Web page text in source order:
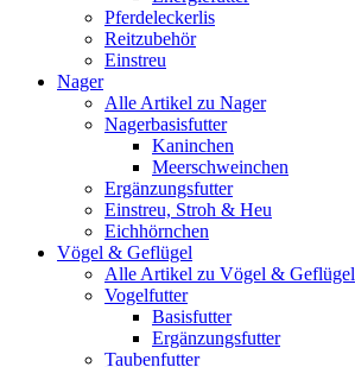
Pferdeleckerlis
Reitzubehör
Einstreu
Nager
Alle Artikel zu Nager
Nagerbasisfutter
Kaninchen
Meerschweinchen
Ergänzungsfutter
Einstreu, Stroh & Heu
Eichhörnchen
Vögel & Geflügel
Alle Artikel zu Vögel & Geflügel
Vogelfutter
Basisfutter
Ergänzungsfutter
Taubenfutter